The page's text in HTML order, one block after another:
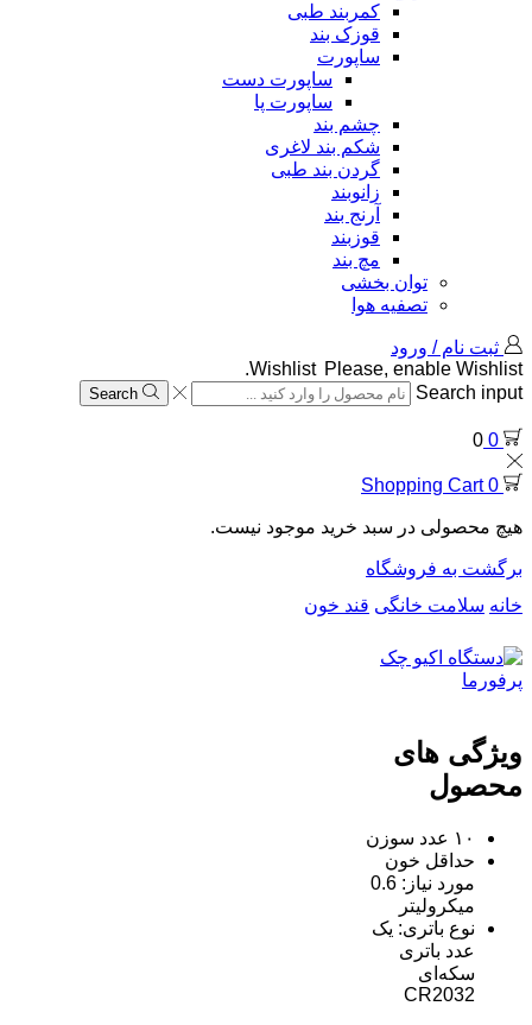
کمربند طبی
قوزک بند
ساپورت
ساپورت دست
ساپورت پا
چشم بند
شکم بند لاغری
گردن بند طبی
زانوبند
آرنج بند
قوزبند
مچ بند
توان بخشی
تصفیه هوا
ثبت نام / ورود
Wishlist Please, enable Wishlist.
Search input
Search
0
0
0
Shopping Cart
هیچ محصولی در سبد خرید موجود نیست.
برگشت به فروشگاه
خانه سلامت خانگی قند خون
ویژگی های
محصول
۱۰ عدد سوزن
حداقل خون
مورد نیاز: 0.6
میکرولیتر
نوع باتری: یک
عدد باتری
سکه‌ای
CR2032